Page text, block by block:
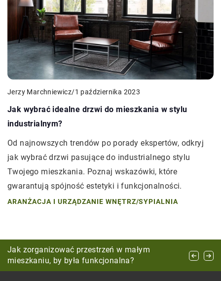
Jerzy Marchniewicz/1 października 2023
Jak wybrać idealne drzwi do mieszkania w stylu
industrialnym?
Od najnowszych trendów po porady ekspertów, odkryj
jak wybrać drzwi pasujące do industrialnego stylu
Twojego mieszkania. Poznaj wskazówki, które
gwarantują spójność estetyki i funkcjonalności.
ARANŻACJA I URZĄDZANIE WNĘTRZ/SYPIALNIA
Jak dobrać dywan, aby podkreślić charakter
wnętrza?
Jak zorganizować przestrzeń w małym
mieszkaniu, by była funkcjonalna?
Jak wybrać idealne płytki na taras, aby cieszyć
się nimi przez lata?